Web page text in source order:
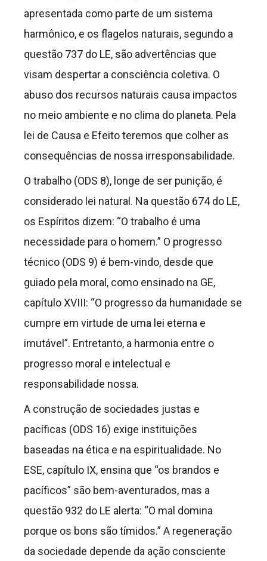
apresentada como parte de um sistema
harmônico, e os flagelos naturais, segundo a
questão 737 do LE, são advertências que
visam despertar a consciência coletiva. O
abuso dos recursos naturais causa impactos
no meio ambiente e no clima do planeta. Pela
lei de Causa e Efeito teremos que colher as
consequências de nossa irresponsabilidade.
O trabalho (ODS 8), longe de ser punição, é
considerado lei natural. Na questão 674 do LE,
os Espíritos dizem: “O trabalho é uma
necessidade para o homem.” O progresso
técnico (ODS 9) é bem-vindo, desde que
guiado pela moral, como ensinado na GE,
capítulo XVIII: “O progresso da humanidade se
cumpre em virtude de uma lei eterna e
imutável”. Entretanto, a harmonia entre o
progresso moral e intelectual e
responsabilidade nossa.
A construção de sociedades justas e
pacíficas (ODS 16) exige instituições
baseadas na ética e na espiritualidade. No
ESE, capítulo IX, ensina que “os brandos e
pacíficos” são bem-aventurados, mas a
questão 932 do LE alerta: “O mal domina
porque os bons são tímidos.” A regeneração
da sociedade depende da ação consciente